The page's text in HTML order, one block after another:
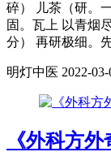
碎） 儿茶（研。
固。瓦上 以青烟
分） 再研极细。
明灯中医 2022-03-
《外科方